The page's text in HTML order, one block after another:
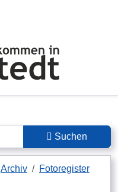
Suchen
Archiv
Fotoregister